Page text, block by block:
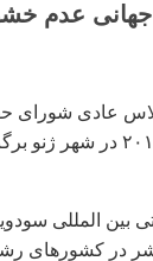
جهانی عدم
عادی شورای
بشر از تاريخ ۱۳ سپتامبر تا اول اکتبر ۲۰۱۰ در شهر
بين المللی
کشورهای